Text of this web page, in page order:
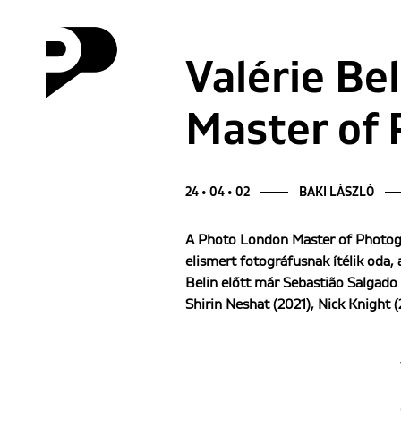
Valérie
Master of
24 • 04 • 02 BAKI LÁSZLÓ
A Photo London Master of
elismert fotográfusnak ítélik oda,
Belin előtt már Sebastião
Shirin Neshat (2021), Nick Knight